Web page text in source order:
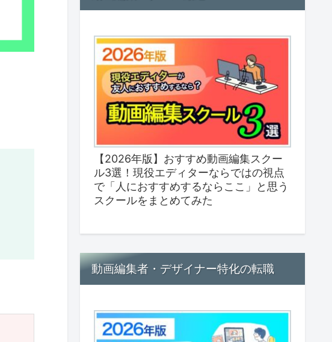
【2026年版】おすすめ動画編集スクー
ル3選！現役エディターならではの視点
で「人におすすめするならここ」と思う
スクールをまとめてみた
動画編集者・デザイナー特化の転職